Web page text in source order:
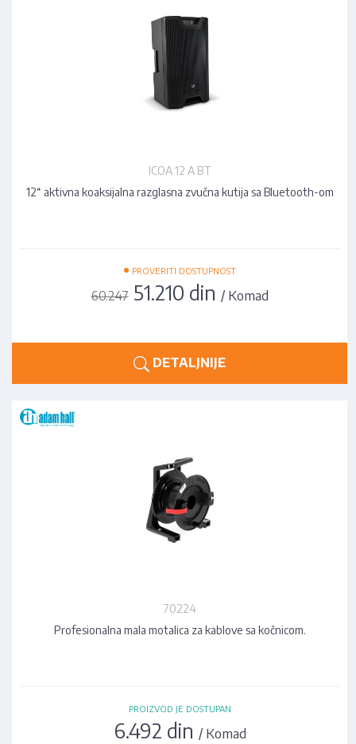
ICOA 12 A BT
12“ aktivna koaksijalna razglasna zvučna kutija sa Bluetooth-om
• PROVERITI DOSTUPNOST
60.24751.210 din / Komad
DETALJNIJE
70224
Profesionalna mala motalica za kablove sa kočnicom.
PROIZVOD JE DOSTUPAN
6.492 din / Komad